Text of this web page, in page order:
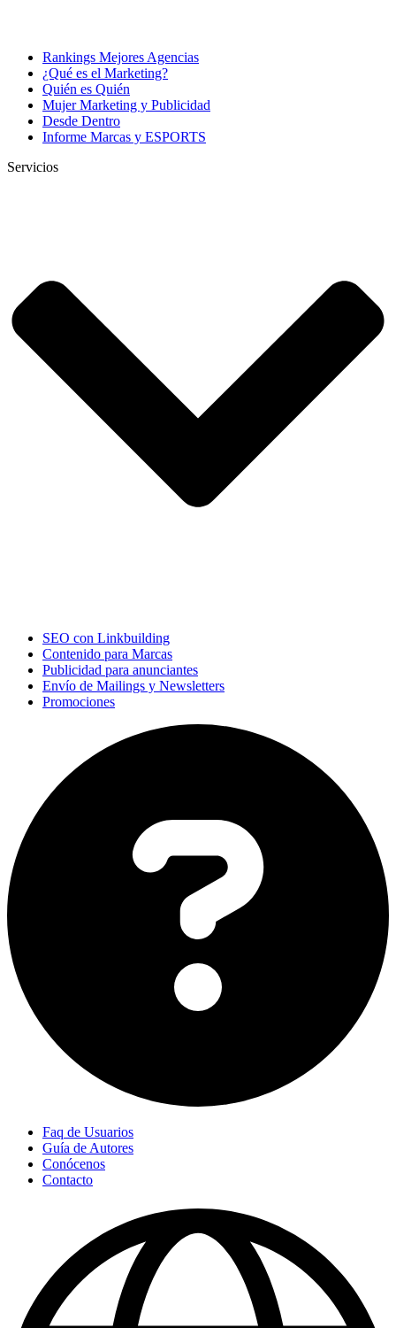
Rankings Mejores Agencias
¿Qué es el Marketing?
Quién es Quién
Mujer Marketing y Publicidad
Desde Dentro
Informe Marcas y ESPORTS
Servicios
SEO con Linkbuilding
Contenido para Marcas
Publicidad para anunciantes
Envío de Mailings y Newsletters
Promociones
Faq de Usuarios
Guía de Autores
Conócenos
Contacto